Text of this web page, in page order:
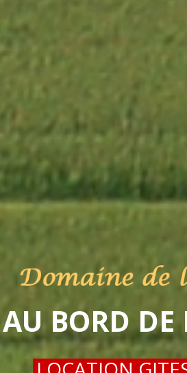
AU BORD DE